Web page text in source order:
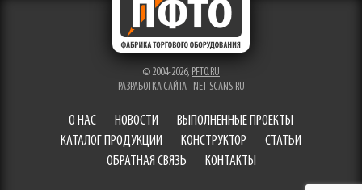
© 2004-2026, PFTO.RU
РАЗРАБОТКА САЙТА- NET-SCANS.RU
О НАС НОВОСТИ
ВЫПОЛНЕННЫЕ ПРОЕКТЫ
КАТАЛОГ ПРОДУКЦИИ
КОНСТРУКТОР
СТАТЬИ
ОБРАТНАЯ СВЯЗЬ
КОНТАКТЫ